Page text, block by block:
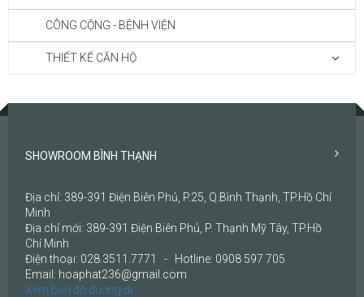
CÔNG CỘNG - BỆNH VIỆN
THIẾT KẾ CĂN HỘ
SHOWROOM BÌNH THẠNH
Địa chỉ: 389-391 Điện Biên Phủ, P.25, Q.Bình Thạnh, TP.Hồ Chí
Minh
Địa chỉ mới: 389-391 Điện Biên Phủ, P. Thạnh Mỹ Tây, TP.Hồ
Chí Minh
Điện thoại: 028.3511.7771 - Hotline: 0908 597 705
Email: hoaphat236@gmail.com
Xem bản đồ đường đi